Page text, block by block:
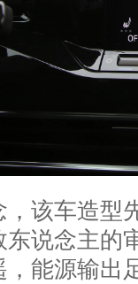
，该车造型
东说念主的
，能源输出